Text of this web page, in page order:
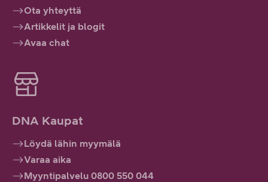
Ota yhteyttä
Artikkelit ja blogit
Avaa chat
DNA Kaupat
Löydä lähin myymälä
Varaa aika
Myyntipalvelu 0800 550 044